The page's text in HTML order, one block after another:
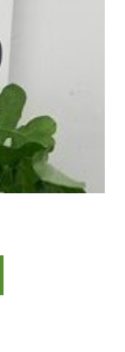
on
product
page